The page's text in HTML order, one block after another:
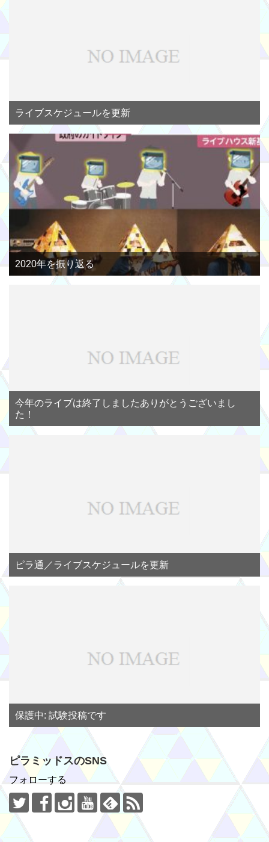
ライブスケジュールを更新
2020年を振り返る
今年のライブは終了しましたありがとうございまし
た！
ピラ通／ライブスケジュールを更新
保護中: 試験投稿です
ピラミッドスのSNS
フォローする